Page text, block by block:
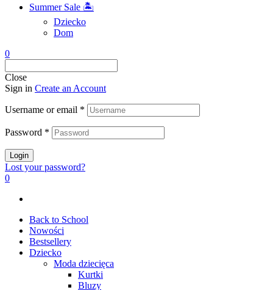
Summer Sale 🏝
Dziecko
Dom
0
Close
Sign in Create an Account
Username or email *
Password *
Login
Lost your password?
0
Back to School
Nowości
Bestsellery
Dziecko
Moda dziecięca
Kurtki
Bluzy